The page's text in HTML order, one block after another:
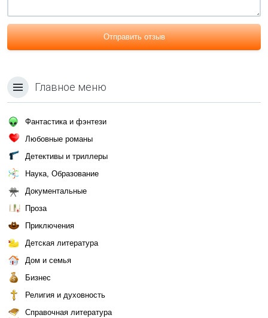
Отправить отзыв
Главное меню
Фантастика и фэнтези
Любовные романы
Детективы и триллеры
Наука, Образование
Документальные
Проза
Приключения
Детская литература
Дом и семья
Бизнес
Религия и духовность
Справочная литература